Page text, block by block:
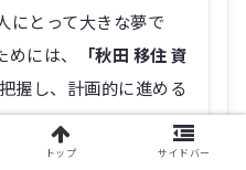
にとって大きな夢で
には、
「秋田 移住 資
握し、計画的に進める
トップ サイドバー